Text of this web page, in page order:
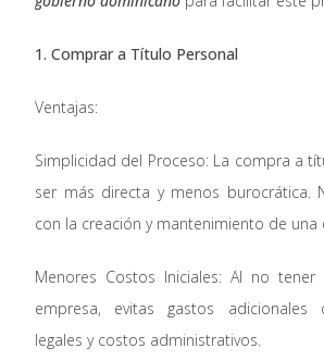
1. Comprar a Título Personal
Ventajas:
Simplicidad del Proceso: La compra a
ser más directa y menos burocrática.
con la creación y mantenimiento de una
Menores Costos Iniciales: Al no
empresa, evitas gastos adicionales
legales y costos administrativos.